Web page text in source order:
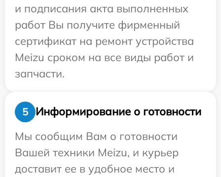
и подписания акта выполненных
работ Вы получите фирменный
сертификат на ремонт устройства
Meizu сроком на все виды работ и
запчасти.
5
Информирование о готовности
Мы сообщим Вам о готовности
Вашей техники Meizu, и курьер
доставит ее в удобное место и